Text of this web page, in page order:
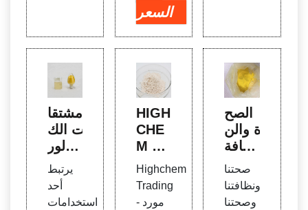
السعر
مشتقا
ت الك
لور -
Adity
a Birl
a Ch
يرتبط
أحد
استخدامات
HIGH
CHE
M TR
ADIN
G: مو
رد الم
Highchem
Trading
- مورد
الصح
ة والن
ظافة
الشخ
صية ا
لمنتجا
صحتنا
ونظافتنا
وصحتنا